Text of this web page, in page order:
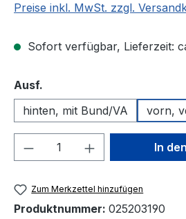
Preise inkl. MwSt. zzgl.
Sofort verfügbar, Lieferzeit:
Ausf.
hinten, mit Bund/VA
vorn,
Produkt Anzahl: Gib
In
Zum Merkzettel hinzufügen
Produktnummer: 025203190